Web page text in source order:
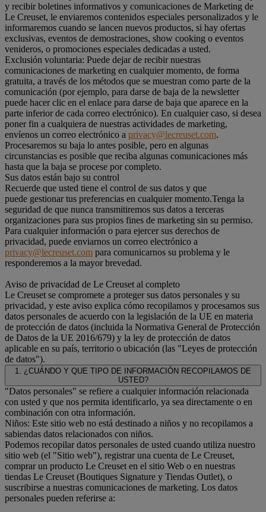
y recibir boletines informativos y comunicaciones de Marketing de
Le Creuset, le enviaremos contenidos especiales personalizados y le
informaremos cuando se lancen nuevos productos, si hay ofertas
exclusivas, eventos de demostraciones, show cooking o eventos
venideros, o promociones especiales dedicadas a usted.
Exclusión voluntaria: Puede dejar de recibir nuestras
comunicaciones de marketing en cualquier momento, de forma
gratuita, a través de los métodos que se muestran como parte de la
comunicación (por ejemplo, para darse de baja de la newsletter
puede hacer clic en el enlace para darse de baja que aparece en la
parte inferior de cada correo electrónico). En cualquier caso, si desea
poner fin a cualquiera de nuestras actividades de marketing,
envíenos un correo electrónico a privacy@lecreuset.com.
Procesaremos su baja lo antes posible, pero en algunas
circunstancias es posible que reciba algunas comunicaciones más
hasta que la baja se procese por completo.
Sus datos están bajo su control
Recuerde que usted tiene el control de sus datos y que
puede gestionar tus preferencias en cualquier momento.Tenga la
seguridad de que nunca transmitiremos sus datos a terceras
organizaciones para sus propios fines de marketing sin su permiso.
Para cualquier información o para ejercer sus derechos de
privacidad, puede enviarnos un correo electrónico a
privacy@lecreuset.com para comunicarnos su problema y le
responderemos a la mayor brevedad.
Aviso de privacidad de Le Creuset al completo
Le Creuset se compromete a proteger sus datos personales y su
privacidad, y este aviso explica cómo recopilamos y procesamos sus
datos personales de acuerdo con la legislación de la UE en materia
de protección de datos (incluida la Normativa General de Protección
de Datos de la UE 2016/679) y la ley de protección de datos
aplicable en su país, territorio o ubicación (las "Leyes de protección
de datos").
1. ¿CUÁNDO Y QUE TIPO DE INFORMACIÓN RECOPILAMOS DE
USTED?
"Datos personales" se refiere a cualquier información relacionada
con usted y que nos permita identificarlo, ya sea directamente o en
combinación con otra información.
Niños: Este sitio web no está destinado a niños y no recopilamos a
sabiendas datos relacionados con niños.
Podemos recopilar datos personales de usted cuando utiliza nuestro
sitio web (el "Sitio web"), registrar una cuenta de Le Creuset,
comprar un producto Le Creuset en el sitio Web o en nuestras
tiendas Le Creuset (Boutiques Signature y Tiendas Outlet), o
suscribirse a nuestras comunicaciones de marketing. Los datos
personales pueden referirse a: